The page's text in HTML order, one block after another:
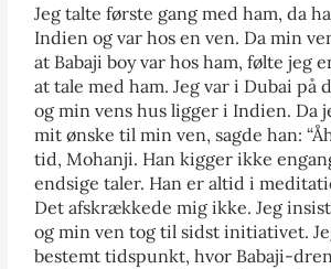
Jeg talte første gang med ham, da
Indien og var hos en ven. Da min
at Babaji boy var hos ham, følte jeg
at tale med ham. Jeg var i Dubai på
og min vens hus ligger i Indien. Da
mit ønske til min ven, sagde han:
tid, Mohanji. Han kigger ikke
endsige taler. Han er altid i
Det afskrækkede mig ikke. Jeg
og min ven tog til sidst initiativet.
bestemt tidspunkt, hvor Babaji-